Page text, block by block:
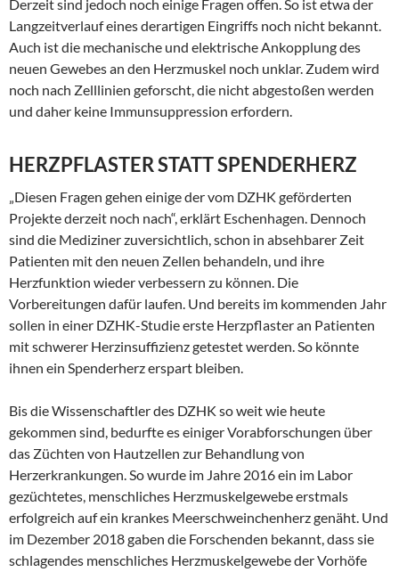
Derzeit sind jedoch noch einige Fragen offen. So ist etwa der
Langzeitverlauf eines derartigen Eingriffs noch nicht bekannt.
Auch ist die mechanische und elektrische Ankopplung des
neuen Gewebes an den Herzmuskel noch unklar. Zudem wird
noch nach Zelllinien geforscht, die nicht abgestoßen werden
und daher keine Immunsuppression erfordern.
HERZPFLASTER STATT SPENDERHERZ
„Diesen Fragen gehen einige der vom DZHK geförderten
Projekte derzeit noch nach“, erklärt Eschenhagen. Dennoch
sind die Mediziner zuversichtlich, schon in absehbarer Zeit
Patienten mit den neuen Zellen behandeln, und ihre
Herzfunktion wieder verbessern zu können. Die
Vorbereitungen dafür laufen. Und bereits im kommenden Jahr
sollen in einer DZHK-Studie erste Herzpflaster an Patienten
mit schwerer Herzinsuffizienz getestet werden. So könnte
ihnen ein Spenderherz erspart bleiben.
Bis die Wissenschaftler des DZHK so weit wie heute
gekommen sind, bedurfte es einiger Vorabforschungen über
das Züchten von Hautzellen zur Behandlung von
Herzerkrankungen. So wurde im Jahre 2016 ein im Labor
gezüchtetes, menschliches Herzmuskelgewebe erstmals
erfolgreich auf ein krankes Meerschweinchenherz genäht. Und
im Dezember 2018 gaben die Forschenden bekannt, dass sie
schlagendes menschliches Herzmuskelgewebe der Vorhöfe